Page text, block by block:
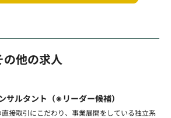
の他の求人
サルタント（※リーダー候補）
接取引にこだわり、事業展開をしている独立系